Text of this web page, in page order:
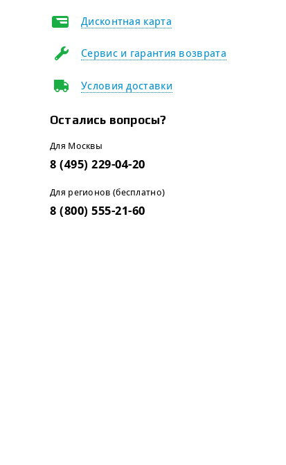
Дисконтная карта
Сервис и гарантия возврата
Условия доставки
Остались вопросы?
Для Москвы
8 (495) 229-04-20
Для регионов (бесплатно)
8 (800) 555-21-60